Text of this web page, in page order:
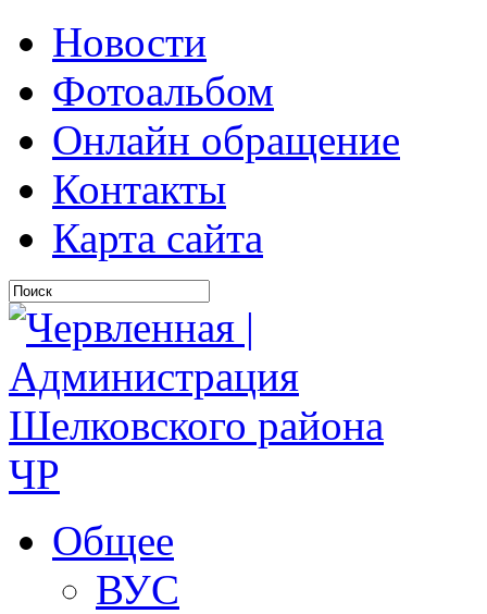
Новости
Фотоальбом
Онлайн обращение
Контакты
Карта сайта
Общее
ВУС